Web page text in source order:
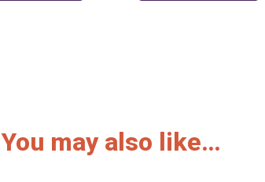
You may also like…